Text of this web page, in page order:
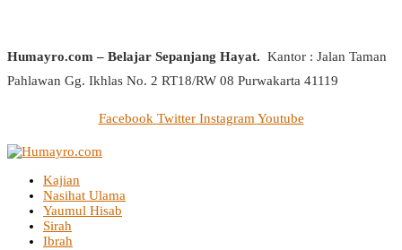
Humayro.com – Belajar Sepanjang Hayat. Kantor : Jalan Taman
Pahlawan Gg. Ikhlas No. 2 RT18/RW 08 Purwakarta 41119
Facebook Twitter Instagram Youtube
Kajian
Nasihat Ulama
Yaumul Hisab
Sirah
Ibrah